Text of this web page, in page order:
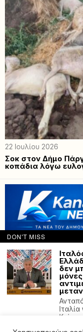
22 Ιουλίου 2026
Σοκ στον Δήμο
κοπάδια λόγω
Powered with by
DON'T MISS
δεν